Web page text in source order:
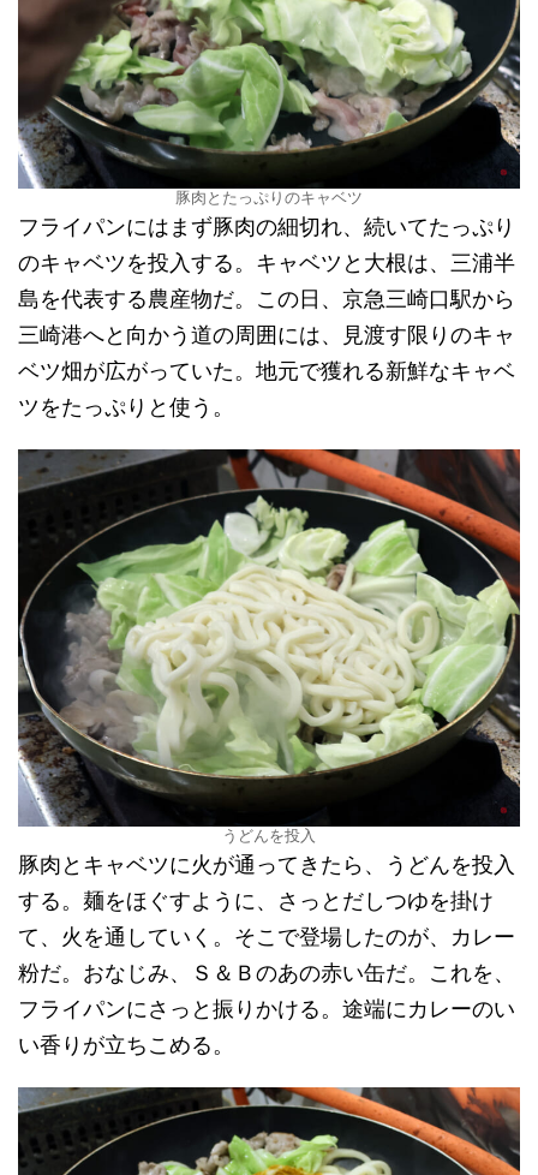
豚肉とたっぷりのキャベツ
フライパンにはまず豚肉の細切れ、続いてたっぷり
のキャベツを投入する。キャベツと大根は、三浦半
島を代表する農産物だ。この日、京急三崎口駅から
三崎港へと向かう道の周囲には、見渡す限りのキャ
ベツ畑が広がっていた。地元で獲れる新鮮なキャベ
ツをたっぷりと使う。
うどんを投入
豚肉とキャベツに火が通ってきたら、うどんを投入
する。麺をほぐすように、さっとだしつゆを掛け
て、火を通していく。そこで登場したのが、カレー
粉だ。おなじみ、Ｓ＆Ｂのあの赤い缶だ。これを、
フライパンにさっと振りかける。途端にカレーのい
い香りが立ちこめる。